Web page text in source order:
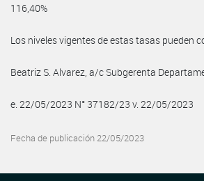
116,40%
Los niveles vigentes de estas tasas pueden
Beatriz S. Alvarez, a/c Subgerenta
e. 22/05/2023 N° 37182/23 v. 22/05/2023
Fecha de publicación 22/05/2023